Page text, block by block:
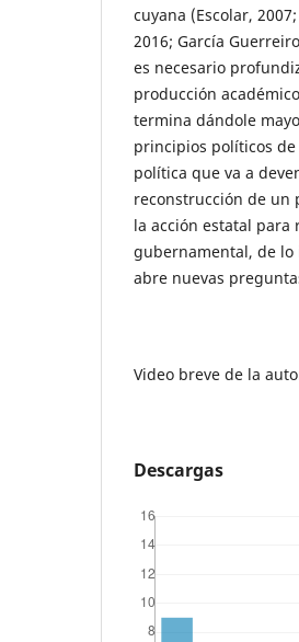
cuyana (Escolar,
2016; García
es necesario
producción
termina dándole
principios políticos
política que va a
reconstrucción de un
la acción estatal
gubernamental, de
abre nuevas
Video breve de la
Descargas